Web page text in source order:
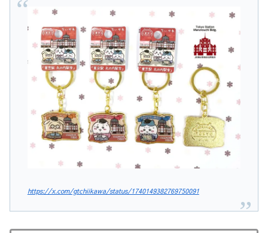
https://x.com/gtchiikawa/status/1740149382769750091